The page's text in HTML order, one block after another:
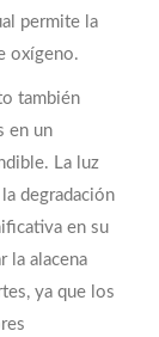
permite la
oxígeno.
también
en un
La luz
degradación
en su
la alacena
ya que los